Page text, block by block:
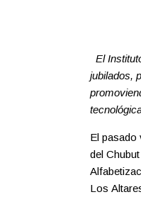
El
jubilados,
El pasado
del
Los